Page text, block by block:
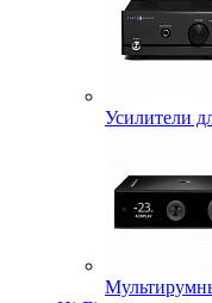
Усилители